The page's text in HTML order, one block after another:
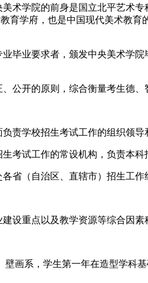
术学院的前身是国立北平艺术
育学府，也是中国现代美术教
毕业要求者，颁发中央美术学
公开的原则，综合衡量考生德、
责学校招生考试工作的组织领
考试工作的常设机构，负责本科
省（自治区、直辖市）招生工
设重点以及教学资源等综合因
画系，学生第一年在造型学科基